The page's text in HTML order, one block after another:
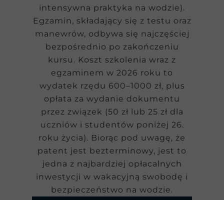
intensywna praktyka na wodzie).
Egzamin, składający się z testu oraz
manewrów, odbywa się najczęściej
bezpośrednio po zakończeniu
kursu. Koszt szkolenia wraz z
egzaminem w 2026 roku to
wydatek rzędu 600–1000 zł, plus
opłata za wydanie dokumentu
przez związek (50 zł lub 25 zł dla
uczniów i studentów poniżej 26.
roku życia). Biorąc pod uwagę, że
patent jest bezterminowy, jest to
jedna z najbardziej opłacalnych
inwestycji w wakacyjną swobodę i
bezpieczeństwo na wodzie.